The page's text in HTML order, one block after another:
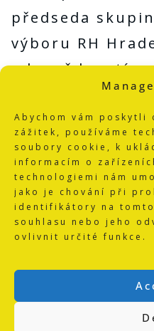
Abychom vám
zážitek, používáme
soubory cookie, k
informacím o
technologiemi nám
jako je chování při
identifikátory na
souhlasu nebo jeho
ovlivnit určité funkce.
předseda
výboru RH
odpovědností
Lanškroun a
Trenérsko –
byla plně v
trenéra, který
výsledky
pondělí po celá
trvání hodnotil
celou sportovní
hospodářské